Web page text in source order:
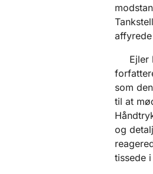
Ejler
som
til at
og
tissede